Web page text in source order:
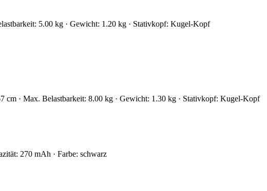
5.00 kg · Gewicht: 1.20 kg · Stativkopf: Kugel-Kopf
cm · Max. Belastbarkeit: 8.00 kg · Gewicht: 1.30 kg · Stativkopf: Kugel-Kopf
270 mAh · Farbe: schwarz